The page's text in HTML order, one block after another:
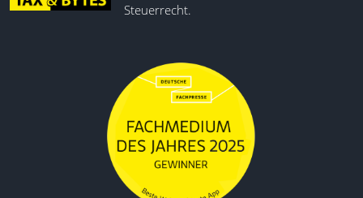
Steuerrecht.